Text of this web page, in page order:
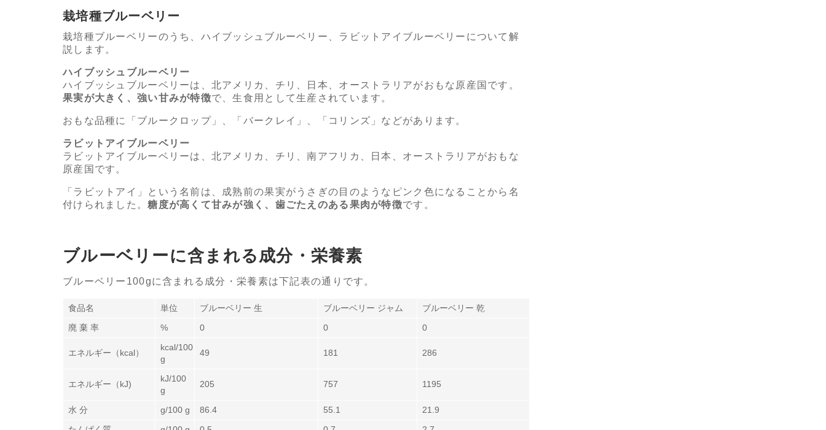
栽培種ブルーベリー
栽培種ブルーベリーのうち、ハイブッシュブルーベリー、ラビットアイブルーベリーについて解
説します。
ハイブッシュブルーベリー
ハイブッシュブルーベリーは、北アメリカ、チリ、日本、オーストラリアがおもな原産国です。
果実が大きく、強い甘みが特徴で、生食用として生産されています。
おもな品種に「ブルークロップ」、「バークレイ」、「コリンズ」などがあります。
ラビットアイブルーベリー
ラビットアイブルーベリーは、北アメリカ、チリ、南アフリカ、日本、オーストラリアがおもな
原産国です。
「ラビットアイ」という名前は、成熟前の果実がうさぎの目のようなピンク色になることから名
付けられました。糖度が高くて甘みが強く、歯ごたえのある果肉が特徴です。
ブルーベリーに含まれる成分・栄養素
ブルーベリー100gに含まれる成分・栄養素は下記表の通りです。
食品名 単位 ブルーベリー 生 ブルーベリー ジャム
ブルーベリー 乾
廃 棄 率
% 0 0 0
エネルギー（kcal）
kcal/100
g
49 181 286
エネルギー（kJ)
kJ/100
g
205 757 1195
水 分 g/100 g 86.4 55.1
21.9